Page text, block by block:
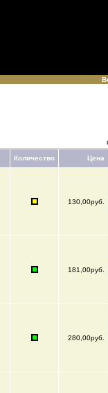
Количество Цена
130,00руб.
181,00руб.
280,00руб.